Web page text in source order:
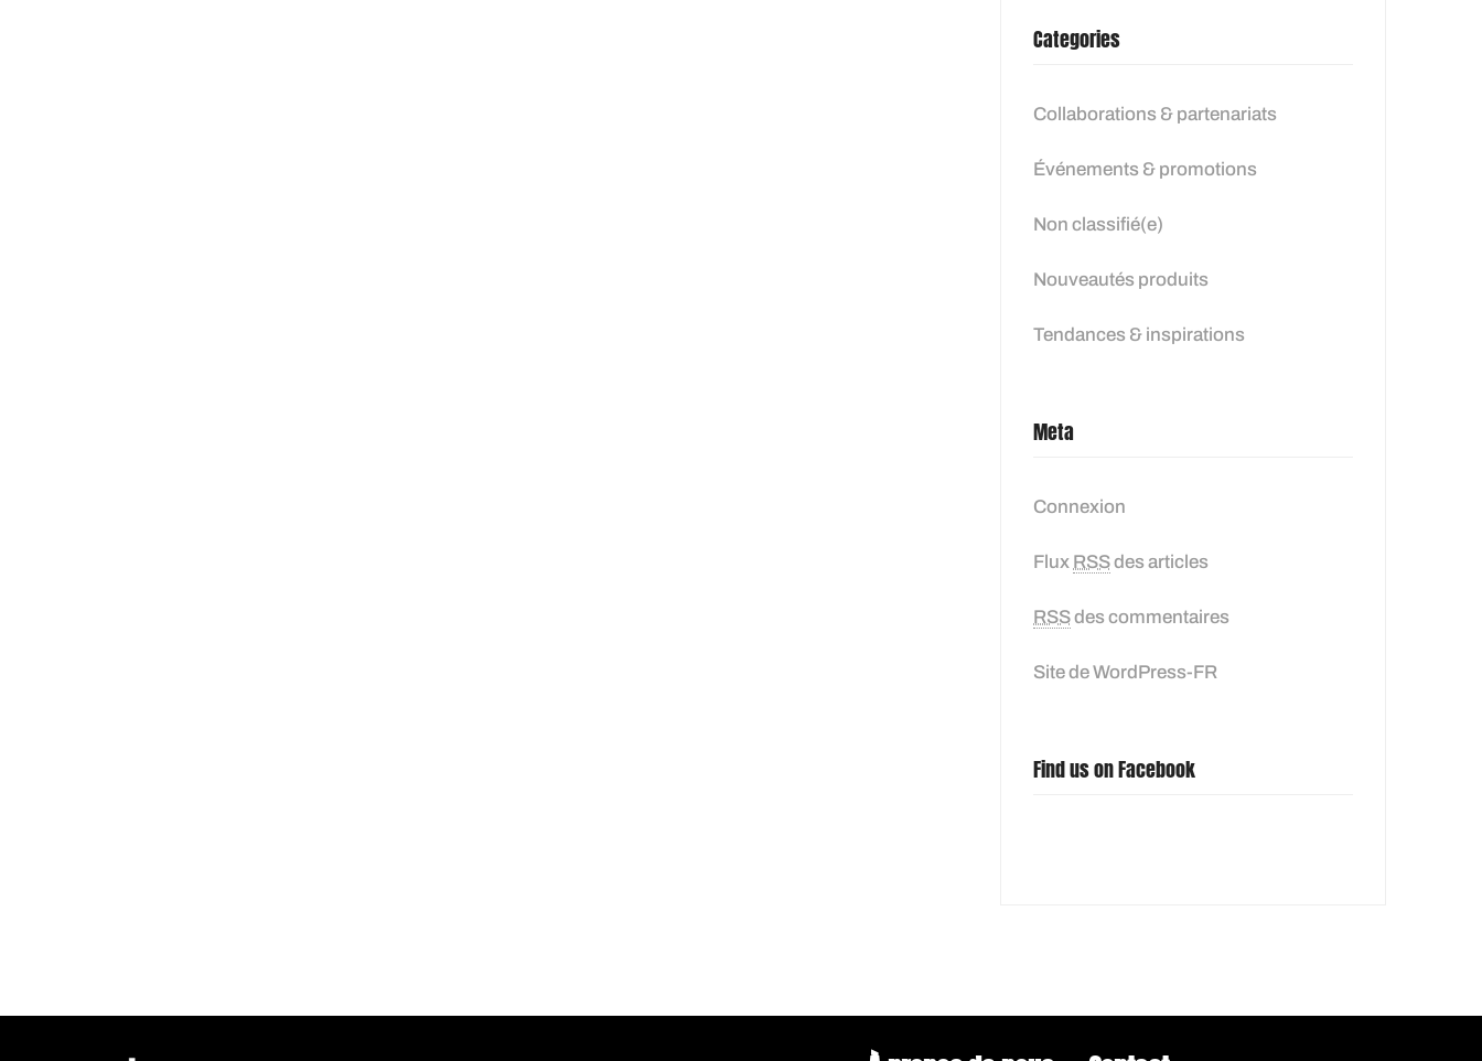
Categories
Collaborations & partenariats
Événements & promotions
Non classifié(e)
Nouveautés produits
Tendances & inspirations
Meta
Connexion
Flux RSSdes articles
RSSdes commentaires
Site de WordPress-FR
Find us on Facebook